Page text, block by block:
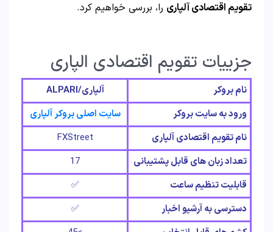
تقویم اقتصادی آلپاری را، بررسی خواهیم کرد.
جزییات تقویم اقتصادی الپاری
نامبروکر
آلپاری/ALPARI
ورود به سایت بروکر
سایت اصلی بروکر آلپاری
نام تقویم اقتصادی آلپاری
FXStreet
تعداد زبان های قابل پشتیبانی
17
قابلیت تنظیم ساعت
✅
دسترسی به آرشیو اخبار
✅